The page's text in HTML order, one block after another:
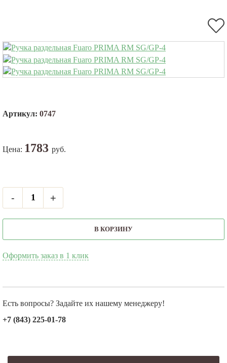
Артикул: 0747
Цена: 1783 руб.
- +
В КОРЗИНУ
Оформить заказ в 1 клик
Есть вопросы? Задайте их нашему менеджеру!
+7 (843) 225-01-78